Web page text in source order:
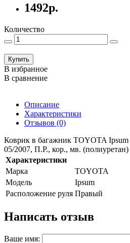
1492р.
Количество
Купить
В избранное
В сравнение
Описание
Характеристики
Отзывов (0)
Коврик в багажник TOYOTA
05/2007, П.Р., кор., мв. (полиуретан)
Характеристики
Марка
TOYOTA
Модель
Ipsum
Расположение руля Правый
Написать отзыв
Ваше имя: